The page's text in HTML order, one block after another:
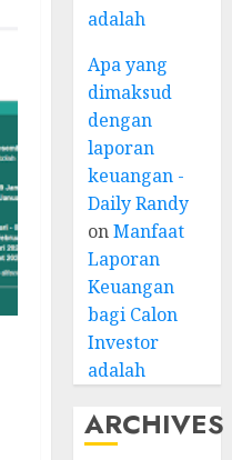
adalah
Apa yang
dimaksud
dengan
laporan
keuangan -
Daily Randy
onManfaat
Laporan
Keuangan
bagi Calon
Investor
adalah
ARCHIVES